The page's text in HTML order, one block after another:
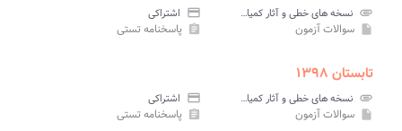
attachment نسخه های خطی و آثار کمیاب پیام نور credit_card اشتراکی
insert_drive_file سوالات آزمون assignment پاسخنامه تستی
تابستان ۱۳۹۸
attachment نسخه های خطی و آثار کمیاب پیام نور credit_card اشتراکی
insert_drive_file سوالات آزمون assignment پاسخنامه تستی